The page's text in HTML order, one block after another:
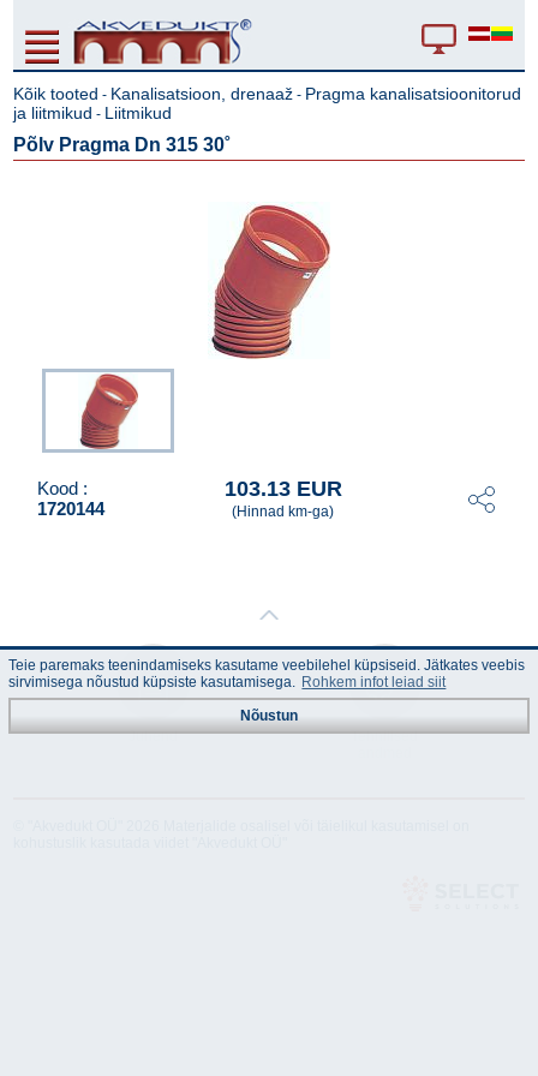
Kõik tooted - Kanalisatsioon, drenaaž - Pragma kanalisatsioonitorud
ja liitmikud - Liitmikud
Põlv Pragma Dn 315 30˚
Kood :
1720144
103.13 EUR
(Hinnad km-ga)
Juhend
Tehnilised
Teie paremaks teenindamiseks kasutame veebilehel küpsiseid. Jätkates veebis
sirvimisega nõustud küpsiste kasutamisega. Rohkem infot leiad siit
Nõustun